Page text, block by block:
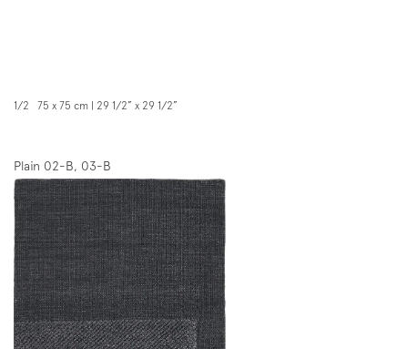
1/2 75 x 75 cm | 29 1/2” x 29 1/2”
Plain 02-B, 03-B